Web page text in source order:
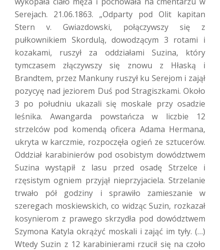
Serejach. 21.06.1863. „Odparty pod Olit kapitan
Stern v. Gwiazdowski, połączywszy się z
pułkownikiem Skordulą, dowodzącym 3 rotami i
kozakami, ruszył za oddziałami Suzina, który
tymczasem złączywszy się znowu z Hłaską i
Brandtem, przez Mankuny ruszył ku Serejom i zajął
pozycyę nad jeziorem Duś pod Stragiszkami. Około
3 po południu ukazali się moskale przy osadzie
leśnika. Awangarda powstańcza w liczbie 12
strzelców pod komendą oficera Adama Hermana,
ukryta w karczmie, rozpoczęła ogień ze sztucerów.
Oddział karabinierów pod osobistym dowództwem
Suzina wystąpił z lasu przed osadę Strzelce i
rzęsistym ogniem przyjął nieprzyjaciela. Strzelanie
trwało pół godziny i sprawiło zamieszanie w
szeregach moskiewskich, co widząc Suzin, rozkazał
kosynierom z prawego skrzydła pod dowództwem
Szymona Katyla okrążyć moskali i zająć im tyły. (…)
Wtedy Suzin z 12 karabinierami rzucił się na czoło